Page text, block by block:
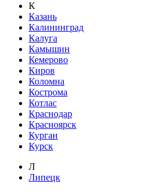
К
Казань
Калининград
Калуга
Камышин
Кемерово
Киров
Коломна
Кострома
Котлас
Краснодар
Красноярск
Курган
Курск
Л
Липецк